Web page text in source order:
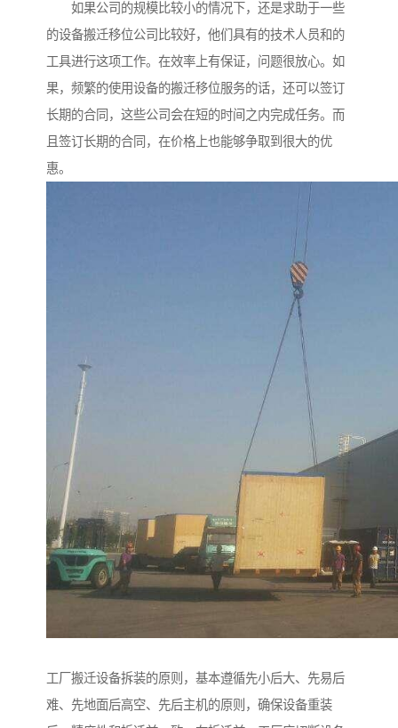
如果公司的规模比较小的情况下，还是求助于一些
的设备搬迁移位公司比较好，他们具有的技术人员和的
工具进行这项工作。在效率上有保证，问题很放心。如
果，频繁的使用设备的搬迁移位服务的话，还可以签订
长期的合同，这些公司会在短的时间之内完成任务。而
且签订长期的合同，在价格上也能够争取到很大的优
惠。
工厂搬迁设备拆装的原则，基本遵循先小后大、先易后
难、先地面后高空、先后主机的原则，确保设备重装